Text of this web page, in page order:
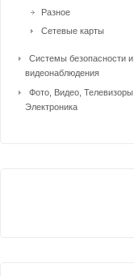
Разное
Сетевые карты
Системы безопасности и
видеонаблюдения
Фото, Видео, Телевизоры,
Электроника